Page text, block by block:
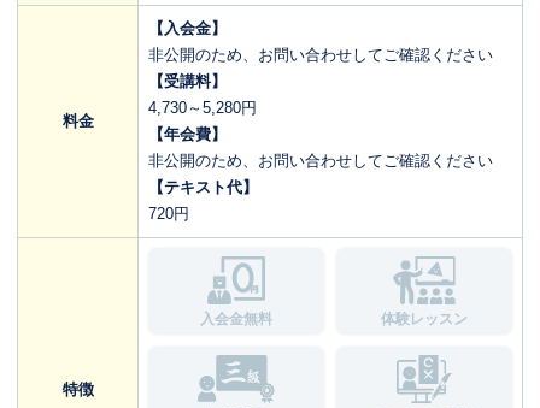
料金
【入会金】
非公開のため、お問い合わせしてご確認ください
【受講料】
4,730～5,280円
【年会費】
非公開のため、お問い合わせしてご確認ください
【テキスト代】
720円
特徴
入会金無料 体験レッスン